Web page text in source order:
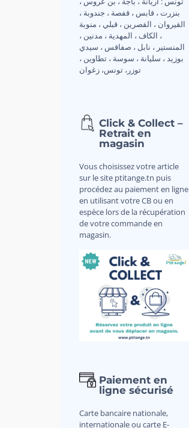
بنزرت ، قابس ، قفصة ، جندوبة ،
القيروان ، القصرين ، قبلي ، منوبة
، الكاف ، المهدية ، مدنين ،
المنستير ، نابل ، صفاقس ، سيدي
بوزيد ، سليانة ، سوسة ، تطاوين ،
توزر، تونس، زغوان
Click & Collect –
Retrait en
magasin
Vous choisissez votre article
sur le site ptitange.tn puis
procédez au paiement en ligne
en utilisant votre CB ou en
espèce lors de la récupération
de votre commande en
magasin.
Paiement en
ligne sécurisé
Carte bancaire nationale,
internationale ou carte E-